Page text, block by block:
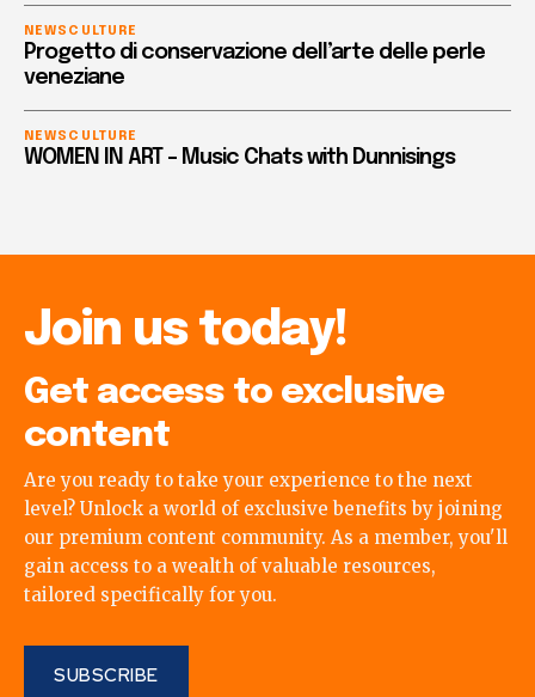
NEWS CULTURE
Progetto di conservazione dell’arte delle perle
veneziane
NEWS CULTURE
WOMEN IN ART – Music Chats with Dunnisings
Join us today!
Get access to exclusive
content
Are you ready to take your experience to the next
level? Unlock a world of exclusive benefits by joining
our premium content community. As a member, you'll
gain access to a wealth of valuable resources,
tailored specifically for you.
SUBSCRIBE